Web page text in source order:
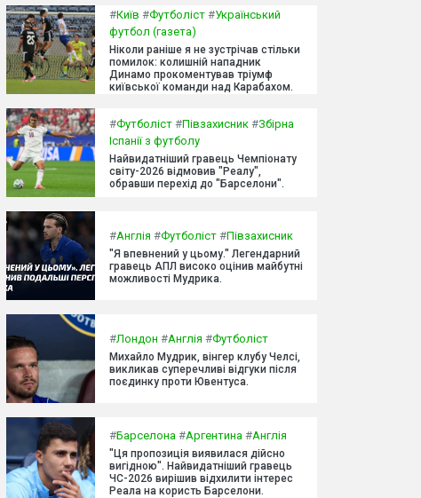
#Київ #Футболіст #Український
футбол (газета)
Ніколи раніше я не зустрічав стільки
помилок: колишній нападник
Динамо прокоментував тріумф
київської команди над Карабахом.
#Футболіст #Півзахисник #Збірна
Іспанії з футболу
Найвидатніший гравець Чемпіонату
світу-2026 відмовив "Реалу",
обравши перехід до "Барселони".
#Англія #Футболіст #Півзахисник
"Я впевнений у цьому." Легендарний
гравець АПЛ високо оцінив майбутні
можливості Мудрика.
#Лондон #Англія #Футболіст
Михайло Мудрик, вінгер клубу Челсі,
викликав суперечливі відгуки після
поєдинку проти Ювентуса.
#Барселона #Аргентина #Англія
"Ця пропозиція виявилася дійсно
вигідною". Найвидатніший гравець
ЧС-2026 вирішив відхилити інтерес
Реала на користь Барселони.